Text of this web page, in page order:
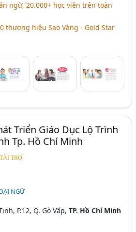
ngữ, 20.000+ học viên trên toàn
thương hiệu Sao Vàng - Gold Star
Triển Giáo Dục Lộ Trình
Tp. Hồ Chí Minh
TRỢ
NGỮ
P.12, Q. Gò Vấp,TP. Hồ Chí Minh